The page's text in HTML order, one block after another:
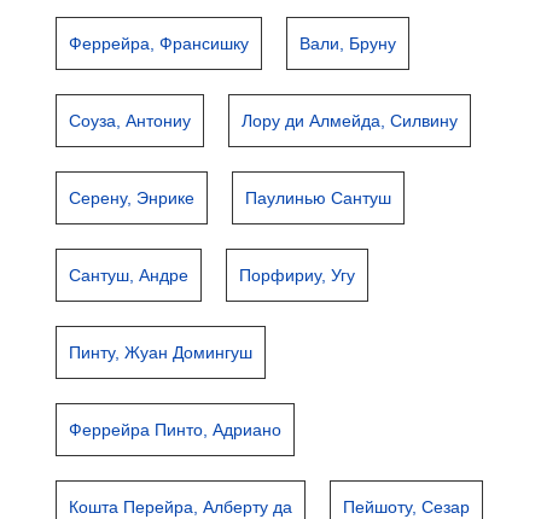
Феррейра, Франсишку Вали, Бруну
Соуза, Антониу Лору ди Алмейда, Силвину
Серену, Энрике Паулинью Сантуш
Сантуш, Андре Порфириу, Угу
Пинту, Жуан Домингуш
Феррейра Пинто, Адриано
Кошта Перейра, Алберту да Пейшоту, Сезар